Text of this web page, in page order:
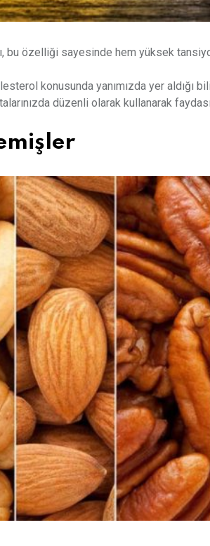
bu özelliği sayesinde hem yüksek
konusunda yanımızda yer aldığı
düzenli olarak kullanarak